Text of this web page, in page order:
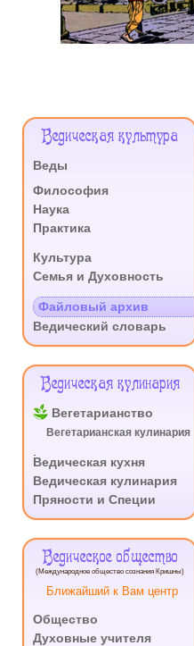
Меню
Ведическая культура
Веды
Философия
Наука
Практика
Культура
Семья и Духовность
Файловый архив
Ведический словарь
Ведическая кулинария
Вегетарианство
Вегетарианская кулинария
Ведическая кухня
Ведическая кулинария
Пряности и Специи
Ведическое общество
(Международное общество сознания Кришны)
Ближайший к Вам центр
Общество
Духовные учителя